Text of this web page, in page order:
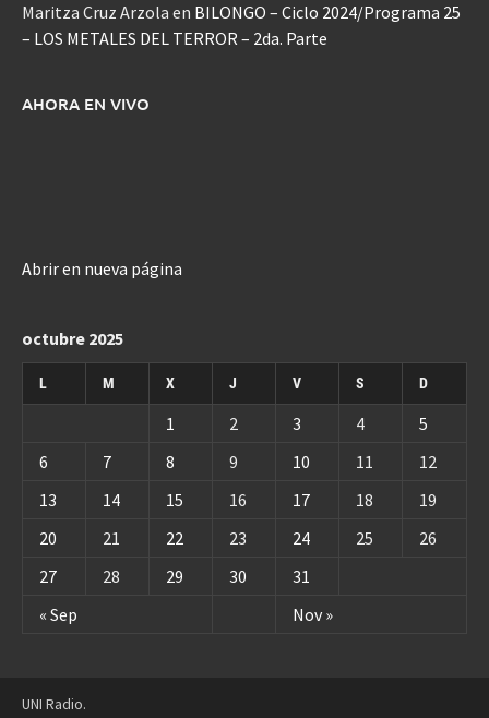
Maritza Cruz Arzola en BILONGO – Ciclo 2024/Programa 25
– LOS METALES DEL TERROR – 2da. Parte
AHORA EN VIVO
Abrir en nueva página
octubre 2025
L M X J V S D
« Sep Nov »
1 2 3 4
5
6
7 8 9 10 11
12
13
14 15 16 17 18
19
20
21 22 23 24 25
26
27
28 29 30 31
UNI Radio.